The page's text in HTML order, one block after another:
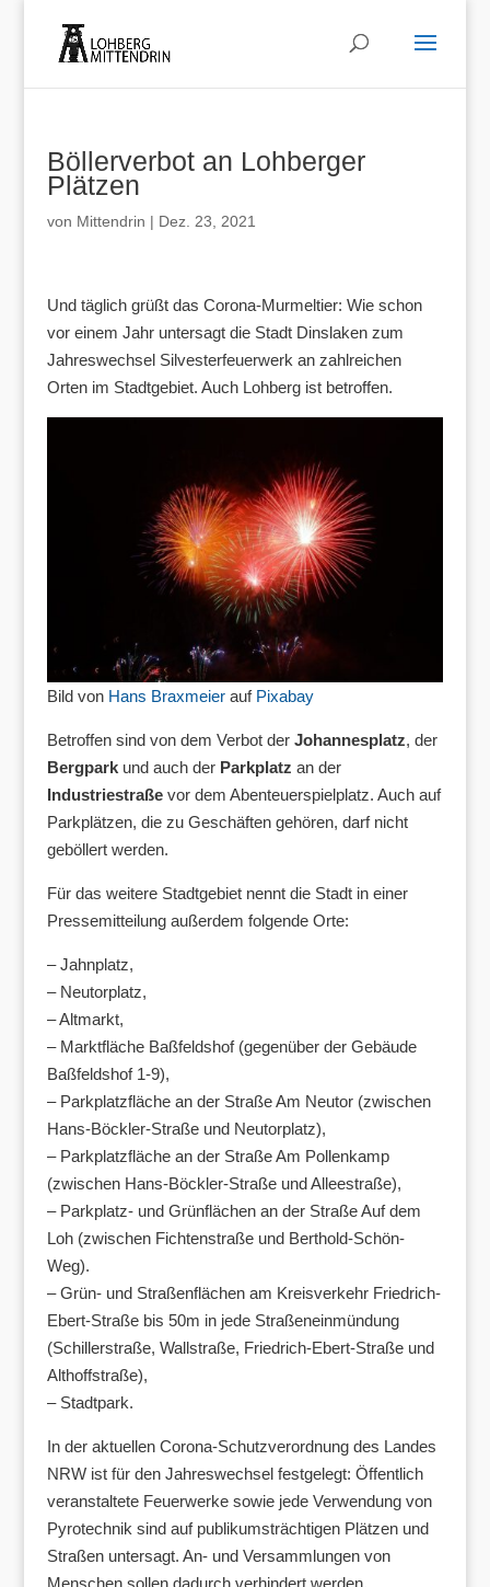
Böllerverbot an Lohberger
Plätzen
von Mittendrin | Dez. 23, 2021
Und täglich grüßt das Corona-Murmeltier: Wie schon
vor einem Jahr untersagt die Stadt Dinslaken zum
Jahreswechsel Silvesterfeuerwerk an zahlreichen
Orten im Stadtgebiet. Auch Lohberg ist betroffen.
Bild von Hans Braxmeierauf Pixabay
Betroffen sind von dem Verbot der Johannesplatz, der
Bergpark und auch der Parkplatz an der
Industriestraße vor dem Abenteuerspielplatz. Auch auf
Parkplätzen, die zu Geschäften gehören, darf nicht
geböllert werden.
Für das weitere Stadtgebiet nennt die Stadt in einer
Pressemitteilung außerdem folgende Orte:
– Jahnplatz,
– Neutorplatz,
– Altmarkt,
– Marktfläche Baßfeldshof (gegenüber der Gebäude
Baßfeldshof 1-9),
– Parkplatzfläche an der Straße Am Neutor (zwischen
Hans-Böckler-Straße und Neutorplatz),
– Parkplatzfläche an der Straße Am Pollenkamp
(zwischen Hans-Böckler-Straße und Alleestraße),
– Parkplatz- und Grünflächen an der Straße Auf dem
Loh (zwischen Fichtenstraße und Berthold-Schön-
Weg).
– Grün- und Straßenflächen am Kreisverkehr Friedrich-
Ebert-Straße bis 50m in jede Straßeneinmündung
(Schillerstraße, Wallstraße, Friedrich-Ebert-Straße und
Althoffstraße),
– Stadtpark.
In der aktuellen Corona-Schutzverordnung des Landes
NRW ist für den Jahreswechsel festgelegt: Öffentlich
veranstaltete Feuerwerke sowie jede Verwendung von
Pyrotechnik sind auf publikumsträchtigen Plätzen und
Straßen untersagt. An- und Versammlungen von
Menschen sollen dadurch verhindert werden.